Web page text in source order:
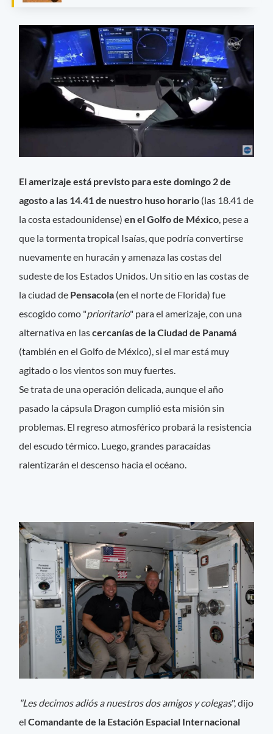
El amerizaje está previsto para este domingo 2 de
agosto a las 14.41 de nuestro huso horario (las 18.41 de
la costa estadounidense)en el Golfo de México , pese a
que la tormenta tropical Isaías, que podría convertirse
nuevamente en huracán y amenaza las costas del
sudeste de los Estados Unidos. Un sitio en las costas de
la ciudad de Pensacola (en el norte de Florida) fue
escogido como "prioritario" para el amerizaje, con una
alternativa en lascercanías de la Ciudad de Panamá
(también en el Golfo de México), si el mar está muy
agitado o los vientos son muy fuertes.
Se trata de una operación delicada, aunque el año
pasado la cápsula Dragon cumplió esta misión sin
problemas. El regreso atmosférico probará la resistencia
del escudo térmico. Luego, grandes paracaídas
ralentizarán el descenso hacia el océano.
"Les decimos adiós a nuestros dos amigos y colegas", dijo
el Comandante de la Estación Espacial Internacional